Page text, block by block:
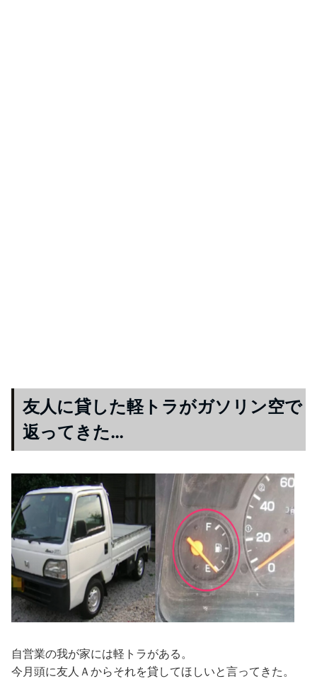
友人に貸した軽トラがガソリン空で
返ってきた…
自営業の我が家には軽トラがある。
今月頭に友人Ａからそれを貸してほしいと言ってきた。